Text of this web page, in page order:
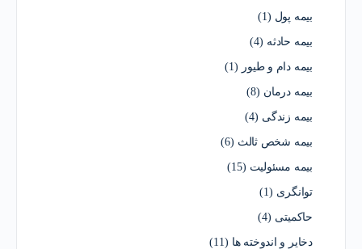
بیمه پول (1)
بیمه حادثه (4)
بیمه دام و طیور (1)
بیمه درمان (8)
بیمه زندگی (4)
بیمه شخص ثالث (6)
بیمه مسئولیت (15)
توانگری (1)
حاکمیتی (4)
دخایر و اندوخته ها (11)